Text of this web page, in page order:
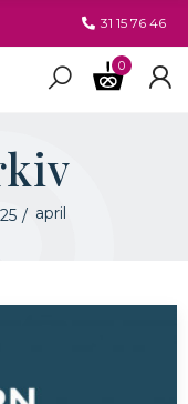
31 15 76 46
0
april